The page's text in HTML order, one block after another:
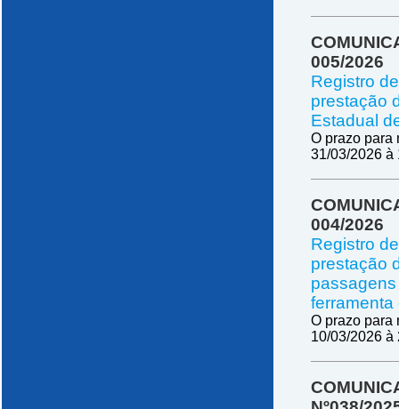
005/2026
Registro
prestação
Estadual
O prazo para
31/03/2026 à
004/2026
Registro
prestação
O prazo para
10/03/2026 à